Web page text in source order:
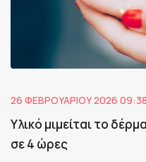
26 ΦΕΒΡΟΥΑΡΊΟΥ 2026 09:38
Υλικό μιμείται το
σε 4 ώρες